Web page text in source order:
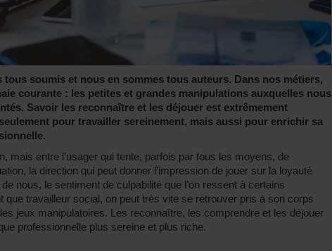
tous soumis et nous en sommes tous auteurs. Dans nos métiers,
courante : les petites et grandes manipulations auxquelles nous
Savoir les reconnaître et les déjouer est extrêmement
pour travailler sereinement, mais aussi pour enrichir sa
mais entre l’usager qui tente, parfois par tous les moyens, de
la direction qui peut donner l’impression de jouer sur la loyauté
nous, le sentiment de culpabilité que l’on ressent à certains
que travailleur social, on peut très vite se retrouver pris à son corps
jeux manipulatoires. Les reconnaître, les comprendre et les déjouer
professionnelle plus sereine et plus riche.